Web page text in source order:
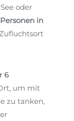
oder
in
6
um mit
zu tanken,